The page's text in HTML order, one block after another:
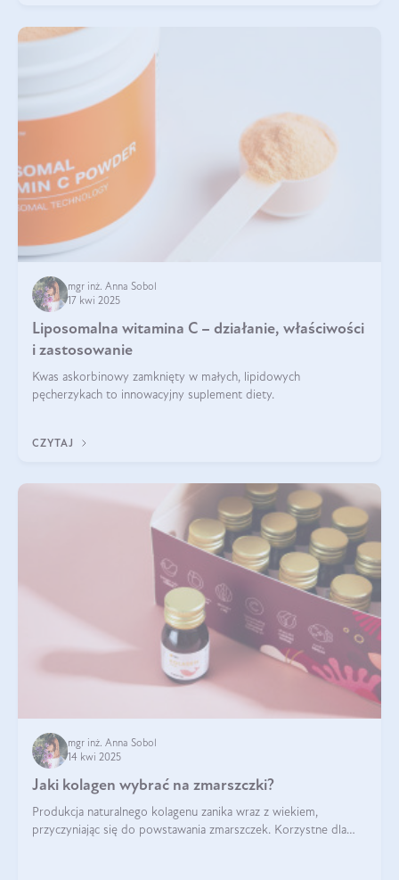
mgr inż. Anna Sobol
17 kwi 2025
Liposomalna witamina C – działanie, właściwości
i zastosowanie
Kwas askorbinowy zamknięty w małych, lipidowych
pęcherzykach to innowacyjny suplement diety.
CZYTAJ
mgr inż. Anna Sobol
14 kwi 2025
Jaki kolagen wybrać na zmarszczki?
Produkcja naturalnego kolagenu zanika wraz z wiekiem,
przyczyniając się do powstawania zmarszczek. Korzystne dla